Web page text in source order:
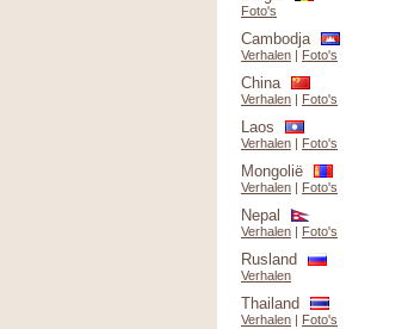
Foto's
Cambodja
Verhalen | Foto's
China
Verhalen | Foto's
Laos
Verhalen | Foto's
Mongolië
Verhalen | Foto's
Nepal
Verhalen | Foto's
Rusland
Verhalen
Thailand
Verhalen | Foto's